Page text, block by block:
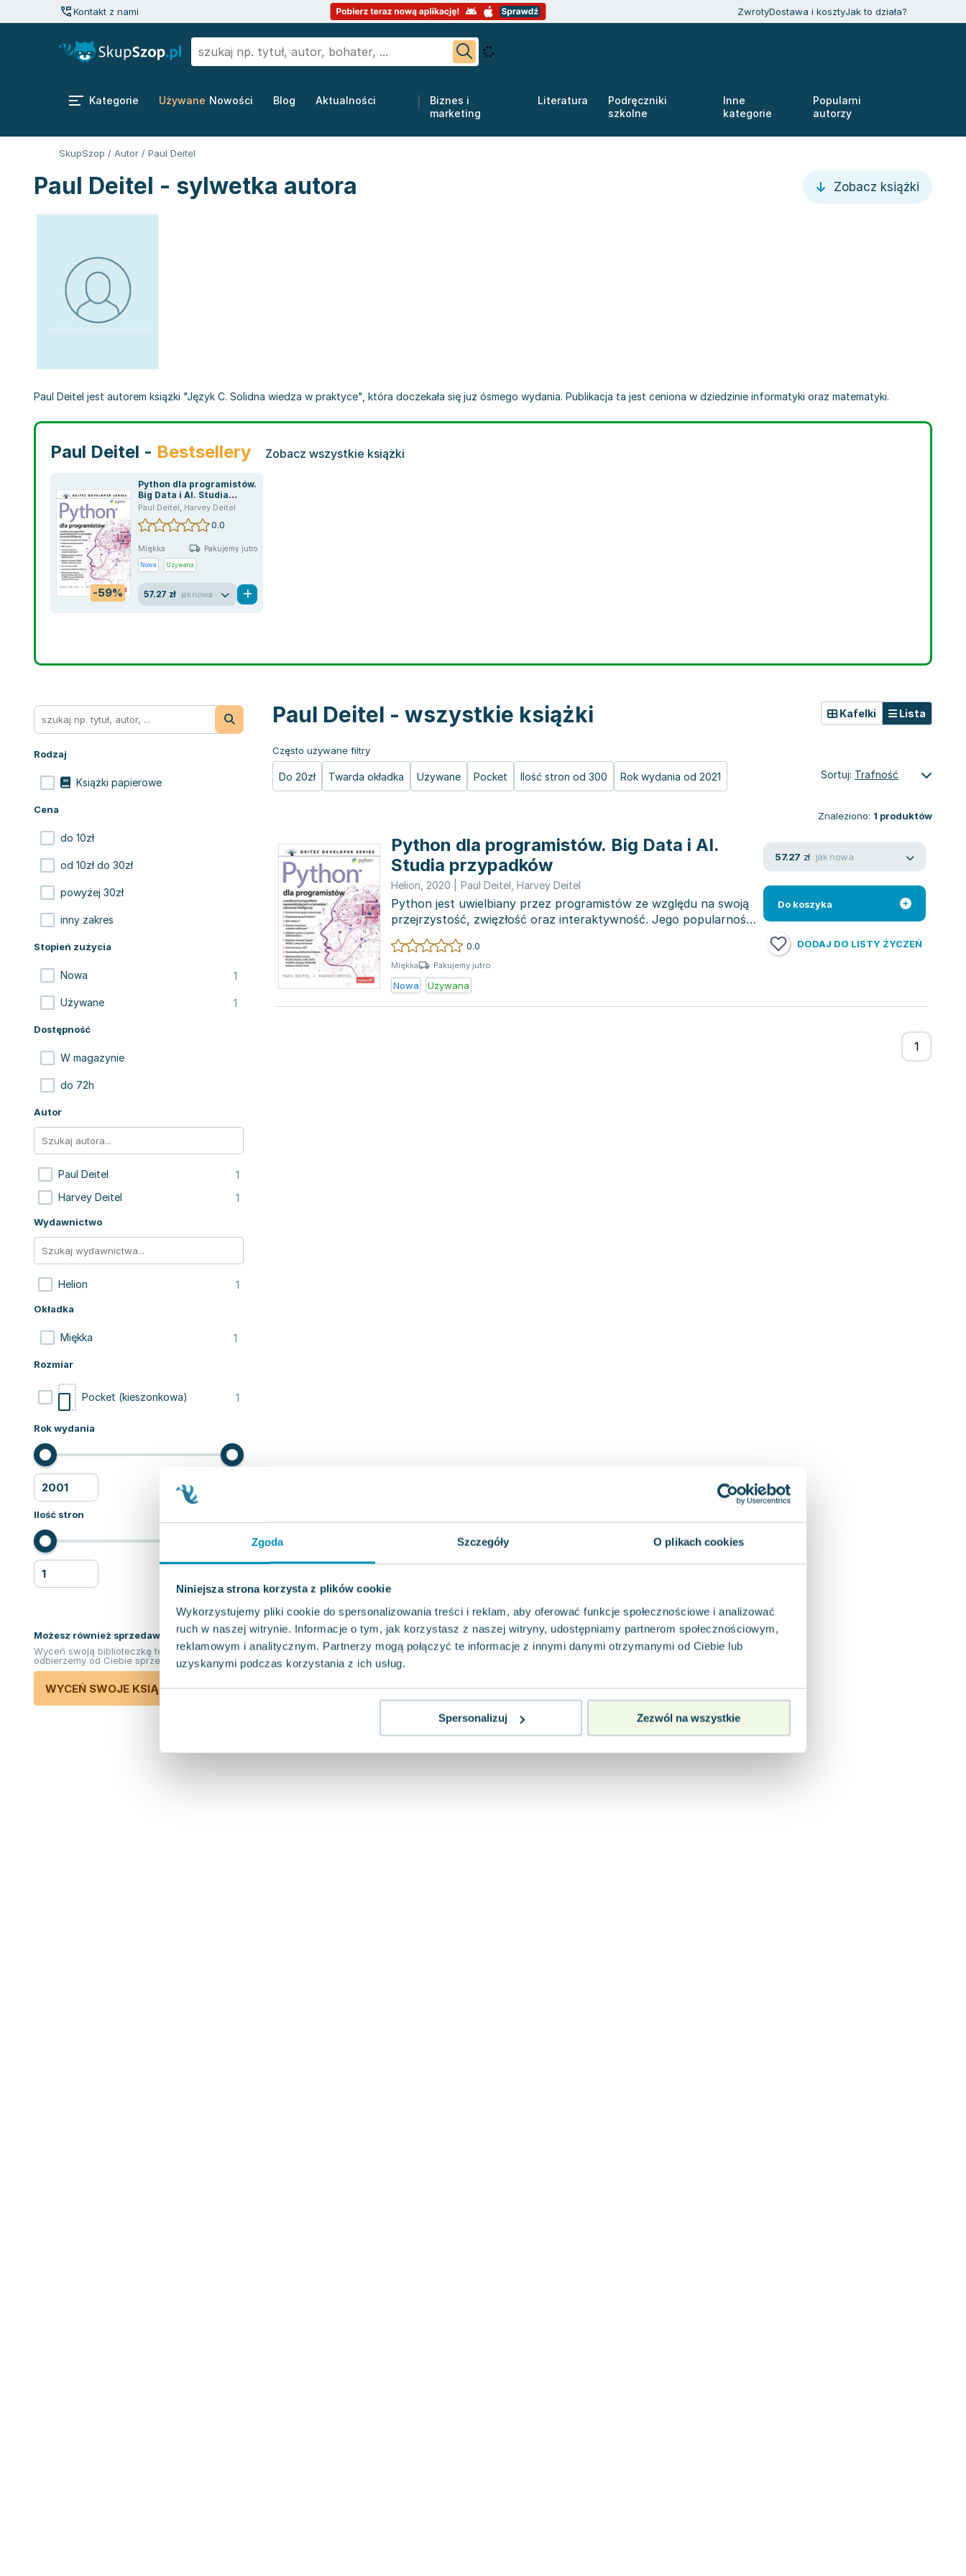
Zgoda Szczegóły O plikach cookies
Niniejsza strona korzysta z plików cookie
Wykorzystujemy pliki cookie do spersonalizowania treści i reklam, aby oferować funkcje społecznościowe i analizować
ruch w naszej witrynie. Informacje o tym, jak korzystasz z naszej witryny, udostępniamy partnerom społecznościowym,
reklamowym i analitycznym. Partnerzy mogą połączyć te informacje z innymi danymi otrzymanymi od Ciebie lub
uzyskanymi podczas korzystania z ich usług.
Spersonalizuj Zezwól na wszystkie
Kontakt z nami ZwrotyDostawa i kosztyJak to działa?
Kategorie Używane Nowości Blog Aktualności
Biznes i
marketing
Literatura
Podręczniki
szkolne
Inne
kategorie
Popularni
autorzy
SkupSzop / Autor / Paul Deitel
Paul Deitel - sylwetka autora Zobacz książki
Paul Deitel jest autorem książki "Język C. Solidna wiedza w praktyce", która doczekała się już ósmego wydania. Publikacja ta jest ceniona w dziedzinie informatyki oraz matematyki.
Paul Deitel - Bestsellery Zobacz wszystkie książki
-59%
Python dla programistów.
Big Data i AI. Studia
przypadków
Paul Deitel, Harvey Deitel
0.0
Miękka Pakujemy jutro
Nowa Używana
57.27 zł jak nowa
Rodzaj
Książki papierowe
Cena
do 10zł
od 10zł do 30zł
powyżej 30zł
inny zakres
Stopień zużycia
Nowa 1
Używane 1
Dostępność
W magazynie
do 72h
Autor
Paul Deitel 1
Harvey Deitel 1
Wydawnictwo
Helion 1
Okładka
Miękka 1
Rozmiar
Pocket (kieszonkowa) 1
Rok wydania
Ilość stron
Możesz również sprzedawać ksiązki!
Wyceń swoją biblioteczkę teraz. Odkupimy i
odbierzemy od Ciebie sprzedane książki.
WYCEŃ SWOJE KSIĄŻKI
Paul Deitel - wszystkie książki
Często używane filtry
Do 20zł Twarda okładka Używane Pocket Ilość stron od 300 Rok wydania od 2021
Kafelki Lista
Sortuj: Trafność
Znaleziono: 1 produktów
Python dla programistów. Big Data i AI.
Studia przypadków
Helion 2020 Paul Deitel Harvey Deitel
Python jest uwielbiany przez programistów ze względu na swoją
przejrzystość, zwięzłość oraz interaktywność. Jego popularność
wspie...
0.0
Miękka Pakujemy jutro
Nowa Używana
57.27 zł jak nowa
Do koszyka
DODAJ DO LISTY ŻYCZEŃ